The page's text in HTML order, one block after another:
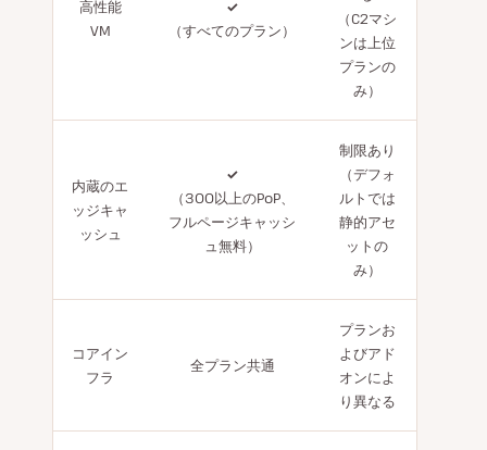
高性能
VM
✓
（すべてのプラン）
（C2マシ
ンは上位
プランの
み）
内蔵のエ
ッジキャ
ッシュ
✓
（300以上のPoP、
フルページキャッシ
ュ無料）
制限あり
（デフォ
ルトでは
静的アセ
ットの
み）
コアイン
フラ
全プラン共通
プランお
よびアド
オンによ
り異なる